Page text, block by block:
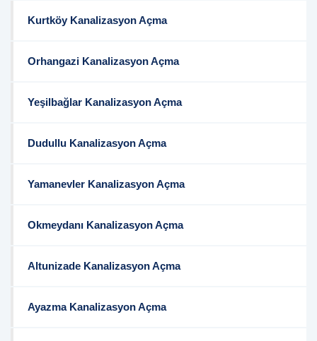
Kurtköy Kanalizasyon Açma
Orhangazi Kanalizasyon Açma
Yeşilbağlar Kanalizasyon Açma
Dudullu Kanalizasyon Açma
Yamanevler Kanalizasyon Açma
Okmeydanı Kanalizasyon Açma
Altunizade Kanalizasyon Açma
Ayazma Kanalizasyon Açma